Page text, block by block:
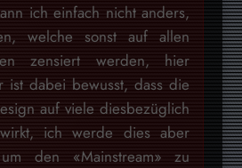
ich einfach nicht anders,
welche sonst auf allen
zensiert werden, hier
ist dabei bewusst, dass die
auf viele diesbezüglich
ich werde dies aber
den «Mainstream» zu